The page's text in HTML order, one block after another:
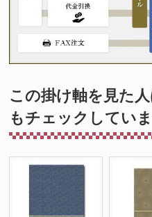
この掛け軸を見た
もチェックしていま